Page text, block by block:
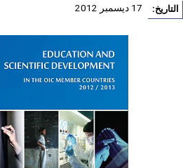
17 ديسمبر 2012